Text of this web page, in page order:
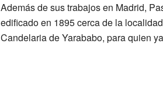
Además de sus trabajos en Madrid,
edificado en 1895 cerca de la
Candelaria de Yarababo, para quien